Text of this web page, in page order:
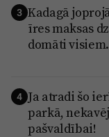
3 Kadagā
īres maksas
domāti
4 Ja atradi šo
parkā,
pašvaldībai!